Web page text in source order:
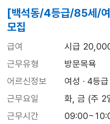
[백석동/4등급/85세/
모집
급여
시급
근무유형
방문목욕
어르신정보
여성 · 4등급
근무요일
화, 금 (주 2
근무시간